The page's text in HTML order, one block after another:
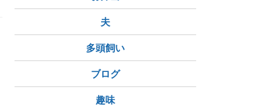
夫
多頭飼い
ブログ
趣味